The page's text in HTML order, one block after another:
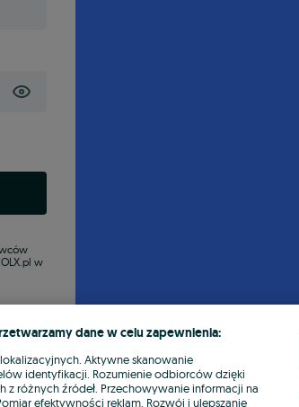
OLX.pl w
dane w celu zapewnienia:
Aktywne skanowanie
identyfikacji. Rozumienie odbiorców dzięki
z różnych źródeł. Przechowywanie informacji na
efektywności reklam. Rozwój i ulepszanie